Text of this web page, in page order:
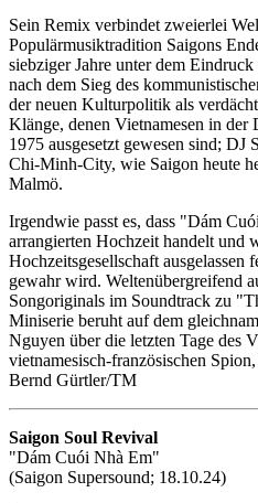
Sein Remix verbindet zweierlei
Populärmusiktradition Saigons
siebziger Jahre unter dem
nach dem Sieg des
der neuen Kulturpolitik als
Klänge, denen Vietnamesen in der
1975 ausgesetzt gewesen sind;
Chi-Minh-City, wie Saigon heute
Malmö.
Irgendwie passt es, dass "Dám
arrangierten Hochzeit handelt und
Hochzeitsgesellschaft ausgelassen
gewahr wird. Weltenübergreifend
Songoriginals im Soundtrack zu
Miniserie beruht auf dem
Nguyen über die letzten Tage des
vietnamesisch-französischen
Bernd Gürtler/TM
Saigon Soul Revival
"Dám Cuói Nhà Em"
(Saigon Supersound; 18.10.24)